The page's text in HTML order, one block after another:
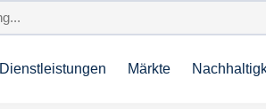
Dienstleistungen Märkte